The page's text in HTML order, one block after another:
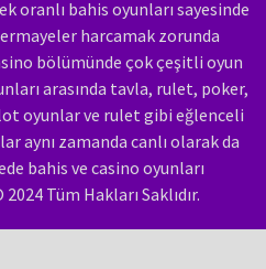
oranlı bahis oyunları sayesinde
harcamak zorunda
bölümünde çok çeşitli oyun
arasında tavla, rulet, poker,
oyunlar ve rulet gibi eğlenceli
aynı zamanda canlı olarak da
bahis ve casino oyunları
Tüm Hakları Saklıdır.